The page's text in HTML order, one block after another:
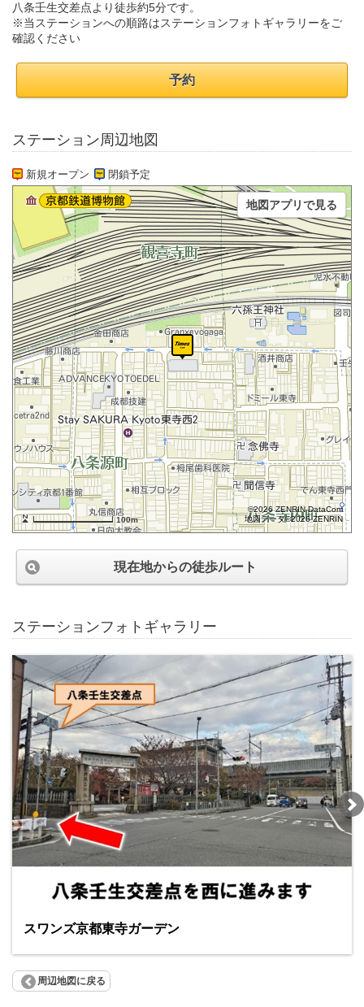
八条壬生交差点より徒歩約5分です。
※当ステーションへの順路はステーションフォトギャラリーをご
確認ください
予約
ステーション周辺地図
新規オープン 閉鎖予定
100m
©2026 ZENRIN DataCom
地図データ©2026 ZENRIN
地図アプリで見る
現在地からの徒歩ルート
ステーションフォトギャラリー
スワンズ京都東寺ガーデン
周辺地図に戻る